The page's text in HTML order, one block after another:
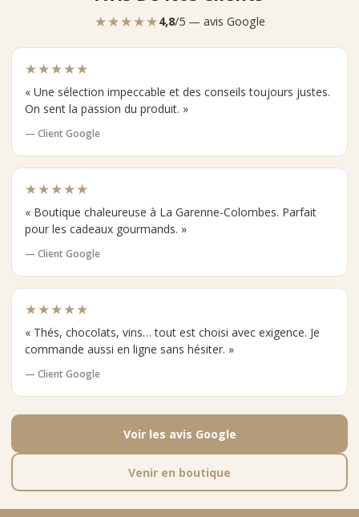
★★★★★4,8/5 — avis Google
★★★★★
« Une sélection impeccable et des conseils toujours justes.
On sent la passion du produit. »
— Client Google
★★★★★
« Boutique chaleureuse à La Garenne-Colombes. Parfait
pour les cadeaux gourmands. »
— Client Google
★★★★★
« Thés, chocolats, vins… tout est choisi avec exigence. Je
commande aussi en ligne sans hésiter. »
— Client Google
Voir les avis Google
Venir en boutique